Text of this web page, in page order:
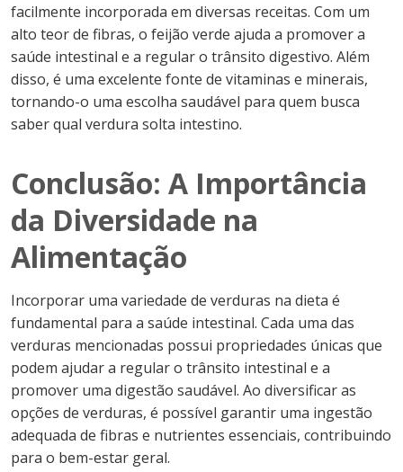
facilmente incorporada em diversas receitas. Com um
alto teor de fibras, o feijão verde ajuda a promover a
saúde intestinal e a regular o trânsito digestivo. Além
disso, é uma excelente fonte de vitaminas e minerais,
tornando-o uma escolha saudável para quem busca
saber qual verdura solta intestino.
Conclusão: A Importância
da Diversidade na
Alimentação
Incorporar uma variedade de verduras na dieta é
fundamental para a saúde intestinal. Cada uma das
verduras mencionadas possui propriedades únicas que
podem ajudar a regular o trânsito intestinal e a
promover uma digestão saudável. Ao diversificar as
opções de verduras, é possível garantir uma ingestão
adequada de fibras e nutrientes essenciais, contribuindo
para o bem-estar geral.